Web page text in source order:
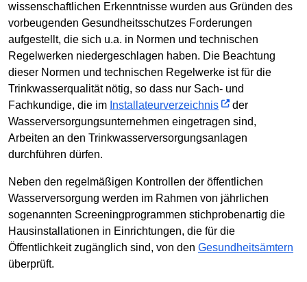
wissenschaftlichen Erkenntnisse wurden aus Gründen des
vorbeugenden Gesundheitsschutzes Forderungen
aufgestellt, die sich u.a. in Normen und technischen
Regelwerken niedergeschlagen haben. Die Beachtung
dieser Normen und technischen Regelwerke ist für die
Trinkwasserqualität nötig, so dass nur Sach- und
Fachkundige, die im Installateurverzeichnis
der
Wasserversorgungsunternehmen eingetragen sind,
Arbeiten an den Trinkwasserversorgungsanlagen
durchführen dürfen.
Neben den regelmäßigen Kontrollen der öffentlichen
Wasserversorgung werden im Rahmen von jährlichen
sogenannten Screeningprogrammen stichprobenartig die
Hausinstallationen in Einrichtungen, die für die
Öffentlichkeit zugänglich sind, von den Gesundheitsämtern
überprüft.